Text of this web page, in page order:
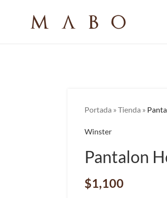
Portada » Tienda »
Winster
Pantalon
$1,100